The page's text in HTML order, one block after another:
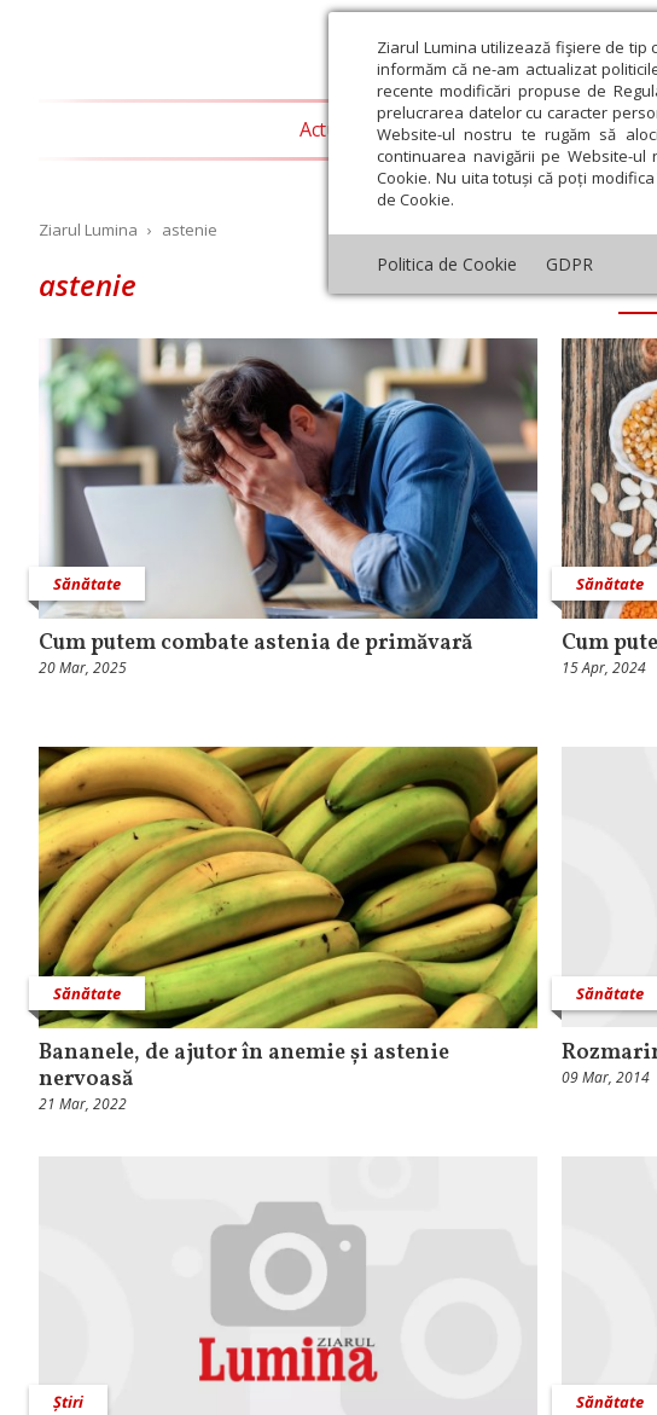
Ziarul Lumina utilizează fişiere de
informăm că ne-am actualizat
recente modificări propuse de
prelucrarea datelor cu caracter
Website-ul nostru te rugăm să
continuarea navigării pe Website-
Cookie. Nu uita totuși că poți
de Cookie.
Politica de Cookie GDPR
Actualitate religioasă Teologie și
Ziarul Lumina › astenie
astenie
Sănătate
Cum putem combate astenia de primăvară
20 Mar, 2025
Sănătate
Cum
15 Apr, 2024
Sănătate
Bananele, de ajutor în anemie și astenie
nervoasă
21 Mar, 2022
Sănătate
09 Mar, 2014
Știri Sănătate